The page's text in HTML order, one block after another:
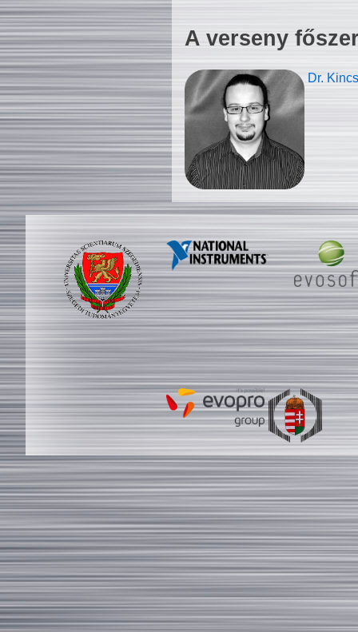
A verseny
Dr.